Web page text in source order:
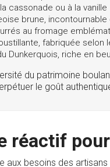
cassonade ou à la vanille
brune,
au fromage
fabriquée selon
Dunkerquois, riche en
du patrimoine
le goût
réactif
aux besoins des